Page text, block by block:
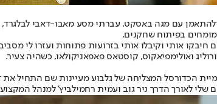
עם מגה באסקט. עברתי מסע מאבו-דאבי
אותי וקיבלו אותי בזרועות פתוחות ועזרו לי
ואולימפיאקוס, קוסטאס פאפאניקולאו, כשהיה צעיר.
הכדורסל המצליחה של גלבוע מעיינות שם התחיל
לאורך הדרך ניר גוב ועמית רחמילביץ' למנהל